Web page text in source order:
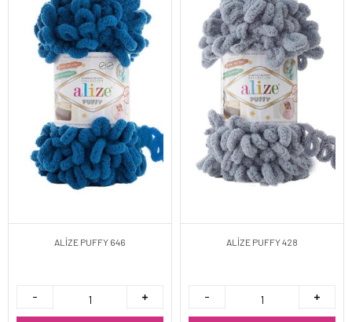
ALİZE PUFFY 646 ALİZE PUFFY 428